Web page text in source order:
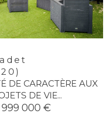
DE CARACTÈRE AUX
DE VIE...
999 000 €